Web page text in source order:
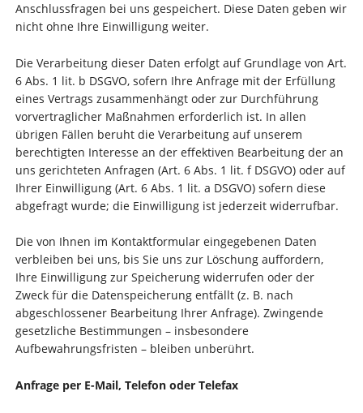
Anschlussfragen bei uns gespeichert. Diese Daten geben wir
nicht ohne Ihre Einwilligung weiter.
Die Verarbeitung dieser Daten erfolgt auf Grundlage von Art.
6 Abs. 1 lit. b DSGVO, sofern Ihre Anfrage mit der Erfüllung
eines Vertrags zusammenhängt oder zur Durchführung
vorvertraglicher Maßnahmen erforderlich ist. In allen
übrigen Fällen beruht die Verarbeitung auf unserem
berechtigten Interesse an der effektiven Bearbeitung der an
uns gerichteten Anfragen (Art. 6 Abs. 1 lit. f DSGVO) oder auf
Ihrer Einwilligung (Art. 6 Abs. 1 lit. a DSGVO) sofern diese
abgefragt wurde; die Einwilligung ist jederzeit widerrufbar.
Die von Ihnen im Kontaktformular eingegebenen Daten
verbleiben bei uns, bis Sie uns zur Löschung auffordern,
Ihre Einwilligung zur Speicherung widerrufen oder der
Zweck für die Datenspeicherung entfällt (z. B. nach
abgeschlossener Bearbeitung Ihrer Anfrage). Zwingende
gesetzliche Bestimmungen – insbesondere
Aufbewahrungsfristen – bleiben unberührt.
Anfrage per E-Mail, Telefon oder Telefax